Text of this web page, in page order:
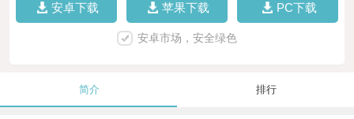
安卓下载 苹果下载 PC下载
安卓市场，安全绿色
简介 排行